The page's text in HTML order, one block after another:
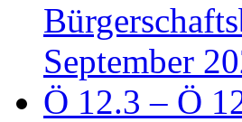
September
Ö 12.3 – Ö